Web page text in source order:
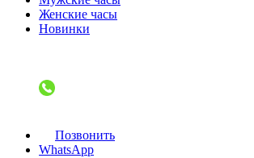
Женские часы
Новинки
Позвонить
WhatsApp